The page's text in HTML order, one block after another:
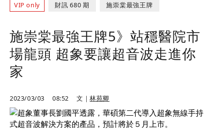
VIP only 財訊 680 期 施崇棠最強王牌
施崇棠最強王牌5》站穩醫院市
場龍頭 超象要讓超音波走進你
家
2023/03/03 08:52 文｜林苑卿